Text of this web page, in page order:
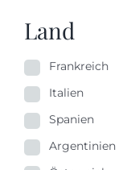
Land
Frankreich
Italien
Spanien
Argentinien